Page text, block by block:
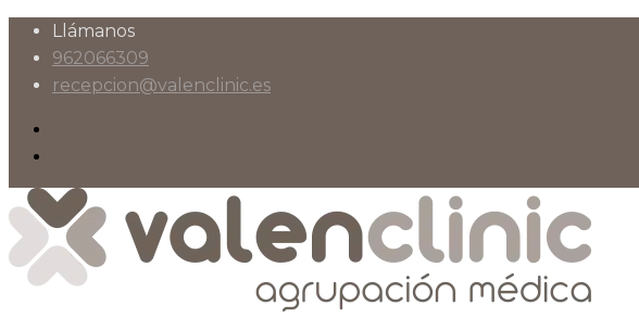
Llámanos
962066309
recepcion@valenclinic.es